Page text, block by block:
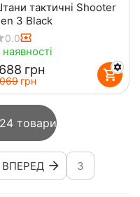
тактичні Shooter
3 Black
0.0
грн
грн
товари
ВПЕРЕД 3